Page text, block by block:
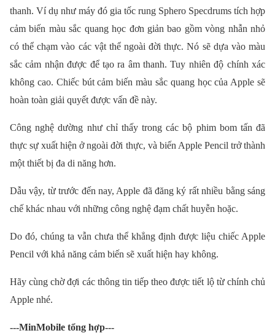
thanh. Ví dụ như máy đó gia tốc rung Sphero Specdrums tích hợp
cảm biến màu sắc quang học đơn giản bao gồm vòng nhẫn nhỏ
có thể chạm vào các vật thể ngoài đời thực. Nó sẽ dựa vào màu
sắc cảm nhận được để tạo ra âm thanh. Tuy nhiên độ chính xác
không cao. Chiếc bút cảm biến màu sắc quang học của Apple sẽ
hoàn toàn giải quyết được vấn đề này.
Công nghệ dường như chỉ thấy trong các bộ phim bom tấn đã
thực sự xuất hiện ở ngoài đời thực, và biến Apple Pencil trở thành
một thiết bị đa di năng hơn.
Dẫu vậy, từ trước đến nay, Apple đã đăng ký rất nhiều bằng sáng
chế khác nhau với những công nghệ đạm chất huyễn hoặc.
Do đó, chúng ta vẫn chưa thể khẳng định được liệu chiếc Apple
Pencil với khả năng cảm biến sẽ xuất hiện hay không.
Hãy cùng chờ đợi các thông tin tiếp theo được tiết lộ từ chính chủ
Apple nhé.
---MinMobile tổng hợp---